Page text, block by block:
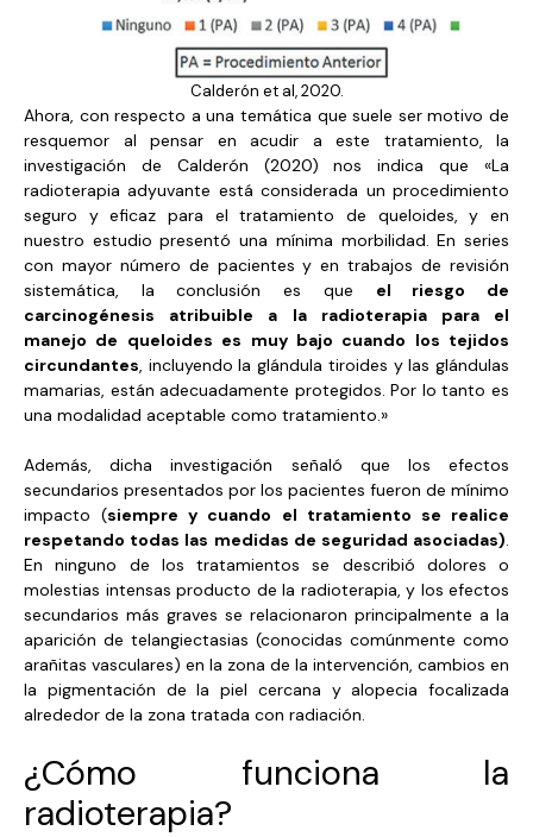
Calderón et al, 2020.
Ahora, con respecto a una temática que suele ser motivo de
resquemor al pensar en acudir a este tratamiento, la
investigación de Calderón (2020) nos indica que «La
radioterapia adyuvante está considerada un procedimiento
seguro y eficaz para el tratamiento de queloides, y en
nuestro estudio presentó una mínima morbilidad. En series
con mayor número de pacientes y en trabajos de revisión
sistemática, la conclusión es que el riesgo de
carcinogénesis atribuible a la radioterapia para el
manejo de queloides es muy bajo cuando los tejidos
circundantes , incluyendo la glándula tiroides y las glándulas
mamarias, están adecuadamente protegidos. Por lo tanto es
una modalidad aceptable como tratamiento.»
Además, dicha investigación señaló que los efectos
secundarios presentados por los pacientes fueron de mínimo
impacto (siempre y cuando el tratamiento se realice
respetando todas las medidas de seguridad asociadas)
En ninguno de los tratamientos se describió dolores o
molestias intensas producto de la radioterapia, y los efectos
secundarios más graves se relacionaron principalmente a la
aparición de telangiectasias (conocidas comúnmente como
arañitas vasculares) en la zona de la intervención, cambios en
la pigmentación de la piel cercana y alopecia focalizada
alrededor de la zona tratada con radiación.
¿Cómo funciona la
radioterapia?